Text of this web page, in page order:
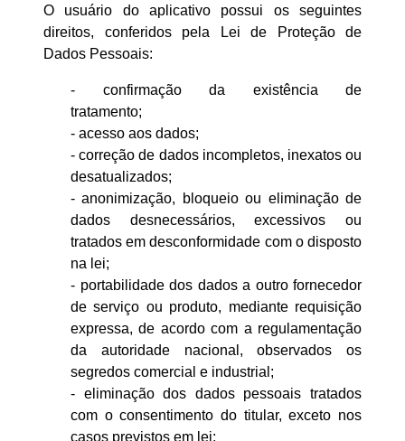
O usuário do aplicativo possui os seguintes
direitos, conferidos pela Lei de Proteção de
Dados Pessoais:
- confirmação da existência de
tratamento;
- acesso aos dados;
- correção de dados incompletos, inexatos ou
desatualizados;
- anonimização, bloqueio ou eliminação de
dados desnecessários, excessivos ou
tratados em desconformidade com o disposto
na lei;
- portabilidade dos dados a outro fornecedor
de serviço ou produto, mediante requisição
expressa, de acordo com a regulamentação
da autoridade nacional, observados os
segredos comercial e industrial;
- eliminação dos dados pessoais tratados
com o consentimento do titular, exceto nos
casos previstos em lei;